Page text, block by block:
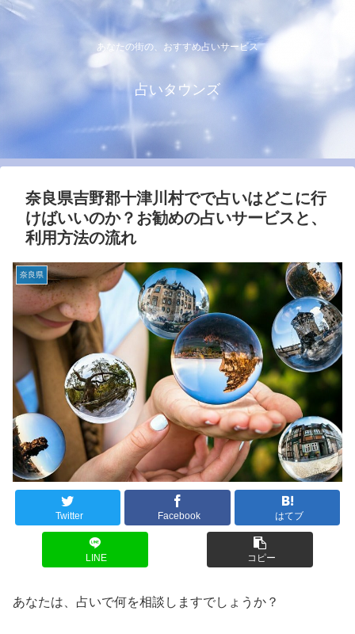
あなたの街の、おすすめ占いサービス
占いタウンズ
奈良県吉野郡十津川村でで占いはどこに行
けばいいのか？お勧めの占いサービスと、
利用方法の流れ
奈良県
Twitter Facebook はてブ
LINE コピー
あなたは、占いで何を相談しますでしょうか？